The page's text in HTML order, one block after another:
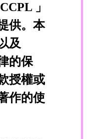
」
供。本
及
的保
授權或
作的使